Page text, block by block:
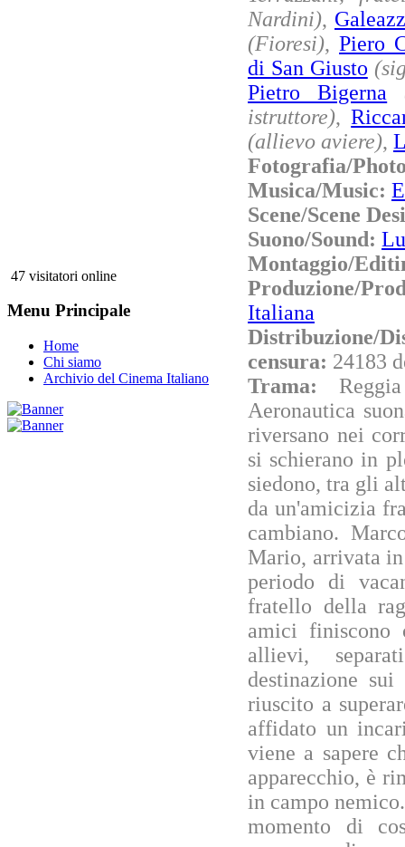
47 visitatori online
Menu Principale
Home
Chi siamo
Archivio del Cinema Italiano
Nardini),
(Fioresi), Piero
di San Giusto
Pietro Bigerna
istruttore),
(allievo aviere),
Fotografia/
Musica/Music:
Scene/Scene
Suono/Sound:
Montaggio/
Produzione/
Italiana
Distribuzione/
censura: 24183
Trama:
Aeronautica
riversano nei
si schierano in
siedono, tra gli
da un'amicizia
cambiano.
Mario, arrivata in
periodo di
fratello della
amici
allievi,
destinazione
riuscito a
affidato un
viene a sapere
apparecchio, è
in campo
momento di